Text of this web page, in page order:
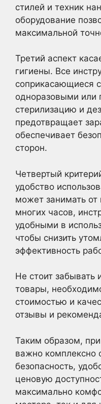
стилей и техник
оборудование
максимальной
Третий аспект
гигиены. Все
соприкасающиеся
одноразовыми или
стерилизацию и
предотвращает
обеспечивает
сторон.
Четвертый
удобство
может занимать от
многих часов,
удобными в
чтобы снизить
эффективность
Не стоит забывать
товары,
стоимостью и
отзывы и
Таким образом,
важно комплексно
безопасность,
ценовую
максимально